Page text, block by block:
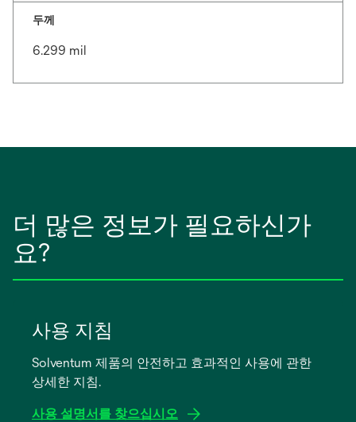
두께
6.299 mil
더 많은 정보가 필요하신가
요?
사용 지침
Solventum 제품의 안전하고 효과적인 사용에 관한
상세한 지침.
사용 설명서를 찾으십시오